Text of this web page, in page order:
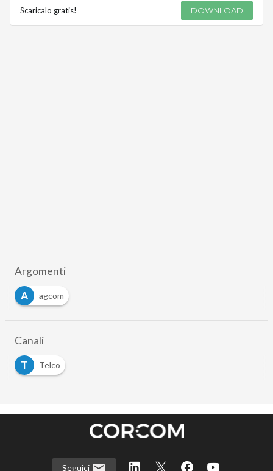
Scaricalo gratis! DOWNLOAD
Argomenti
A
agcom
Canali
T
Telco
Seguici